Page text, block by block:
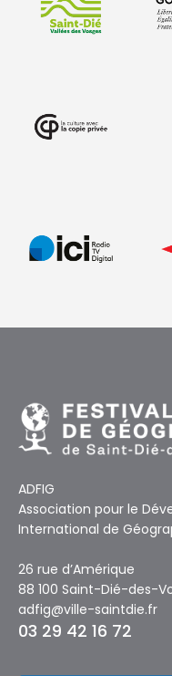
ADFIG
Association pour le
International de
26 rue d’Amérique
88 100 Saint-Dié-des-
adfig@ville-saintdie.fr
03 29 42 16 72